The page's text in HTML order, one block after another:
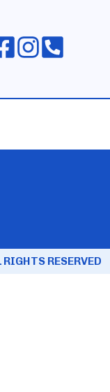
RESERVED